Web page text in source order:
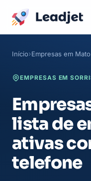
Início Empresas em
EMPRESAS EM
lista de
ativas
telefone